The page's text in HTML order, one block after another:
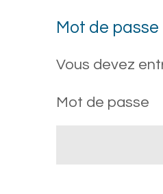
Mot de passe
Vous devez
Mot de passe